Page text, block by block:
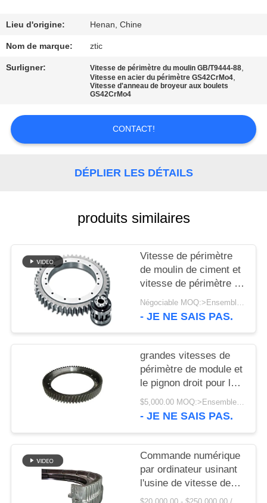
CONTRÔLE
DE
CONTACTEZ-
NOUS
DEMANDEZ
UNE
CITATION
PLAN
SITE
PRIVACY
POLICY
Lieu d'origine: Henan, Chine
Nom de marque: ztic
Surligner: Vitesse de périmètre du moulin GB/T9444-88,
Vitesse en acier du périmètre GS42CrMo4,
Vitesse d'anneau de broyeur aux boulets
GS42CrMo4
CONTACT!
DÉPLIER LES DÉTAILS
produits similaires
Vitesse de périmètre
de moulin de ciment et
vitesse de périmètre de
broyeur à boulets avec
de l'acier des
Négociable MOQ:>Ensembles =1
- JE NE SAIS PAS.
grandes vitesses de
périmètre de module et
le pignon droit pour le
broyeur à boulets et le
four rotatoire
$5,000.00 MOQ:>Ensembles =1
- JE NE SAIS PAS.
Commande numérique
par ordinateur usinant
l'usine de vitesse de
périmètre de double à